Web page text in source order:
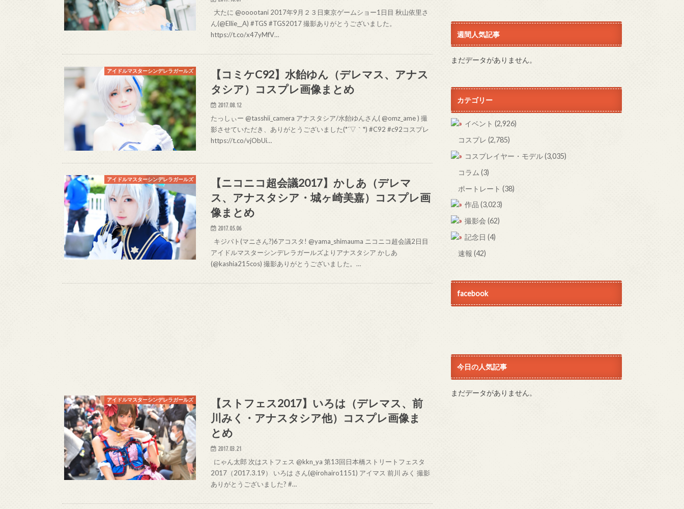
大たに @ooootani 2017年9月２３日東京ゲームショー1日目 秋山依里さ
ん(@Ellie__A) #TGS #TGS2017 撮影ありがとうございました。
https://t.co/x47yMfV…
アイドルマスターシンデレラガールズ
【コミケC92】水飴ゆん（デレマス、アナス
タシア）コスプレ画像まとめ
2017.08.12
たっしぃー @tasshii_camera アナスタシア/水飴ゆんさん( @omz_ame ) 撮
影させていただき、ありがとうございました(*´▽｀*) #C92 #c92コスプレ
https://t.co/vjObUi…
アイドルマスターシンデレラガールズ
【ニコニコ超会議2017】かしあ（デレマ
ス、アナスタシア・城ヶ崎美嘉）コスプレ画
像まとめ
2017.05.06
キジバト(マニさん?)6アコスタ! @yama_shimauma ニコニコ超会議2日目
アイドルマスターシンデレラガールズよりアナスタシア かしあ
(@kashia215cos) 撮影ありがとうございました。…
アイドルマスターシンデレラガールズ
【ストフェス2017】いろは（デレマス、前
川みく・アナスタシア他）コスプレ画像ま
とめ
2017.03.21
にゃん太郎 次はストフェス @kkn_ya 第13回日本橋ストリートフェスタ
2017（2017.3.19） いろは さん(@irohairo1151) アイマス 前川 みく 撮影
ありがとうございました? #…
週間人気記事
まだデータがありません。
カテゴリー
イベント (2,926)
コスプレ (2,785)
コスプレイヤー・モデル(3,035)
コラム (3)
ポートレート (38)
作品 (3,023)
撮影会 (62)
記念日 (4)
速報 (42)
facebook
今日の人気記事
まだデータがありません。